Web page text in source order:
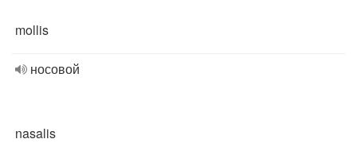
mollis
носовой
nasalis